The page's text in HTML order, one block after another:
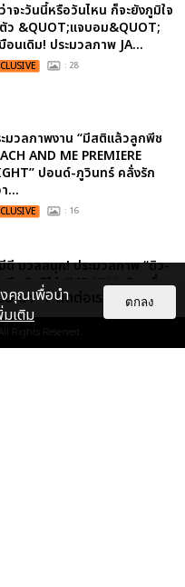
าจะวันนี้หรือวันไหน ก็จะยังภูมิใจ
ว &QUOT;แจบอม&QUOT;
อนเดิม! ประมวลภาพ JA...
: 28
มวลภาพงาน “มีสติแล้วลูกพีช
AND ME PREMIERE
ปอนด์-ภูวินทร์ คลั่งรัก
...
: 16
ดี มวลสนุก! ประมวลภาพ “ดิว-
เปิดตัวซีรีส์ “MR.KILL มังงะสั่ง
” ในงาน “MR.KILL...
: 14
ษณา ติดต่อเรา
All Rights Reserved.
งคุณเพื่อนำ
เติม
ตกลง